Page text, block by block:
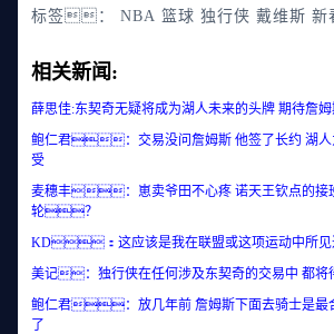
标签： NBA 篮球 独行侠 戴维斯 新
相关新闻:
薛思佳:东契奇无疑将成为湖人未来的头牌 期待詹
鲍仁君：交易没问詹姆斯 他签了长约 湖人
受
麦穗丰：崽卖爷田不心疼 诺天王钦点的接
轮？
KD：这应该是我在联盟或这项运动中所见
美记：独行侠在任何涉及东契奇的交易中 都将
鲍仁君：放几年前 詹姆斯下面去骑士是最
了